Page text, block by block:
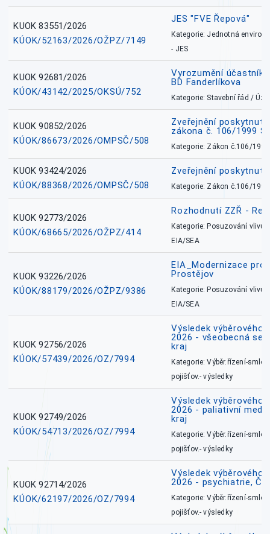
KUOK 83551/2026
KÚOK/52163/2026/OŽPZ/7149
JES "FVE Řepová"
Kategorie: Jednotná
- JES
KUOK 92681/2026
KÚOK/43142/2025/OKSÚ/752
Vyrozumění
BD Fanderlíkova
Kategorie: Stavební řád /
KUOK 90852/2026
KÚOK/86673/2026/OMPSČ/508
Zveřejnění
zákona č. 106/1999
Kategorie: Zákon č.106/1999
KUOK 93424/2026
KÚOK/88368/2026/OMPSČ/508
Zveřejnění
Kategorie: Zákon č.106/1999
KUOK 92773/2026
KÚOK/68665/2026/OŽPZ/414
Rozhodnutí ZZŘ -
Kategorie: Posuzování vlivů
EIA/SEA
KUOK 93226/2026
KÚOK/88179/2026/OŽPZ/9386
EIA_Modernizace
Prostějov
Kategorie: Posuzování vlivů
EIA/SEA
KUOK 92756/2026
KÚOK/57439/2026/OZ/7994
Výsledek výběrového
2026 - všeobecná
kraj
Kategorie: Výběr.řízení-
pojišťov.- výsledky
KUOK 92749/2026
KÚOK/54713/2026/OZ/7994
Výsledek výběrového
2026 - paliativní
kraj
Kategorie: Výběr.řízení-
pojišťov.- výsledky
KUOK 92714/2026
KÚOK/62197/2026/OZ/7994
Výsledek výběrového
2026 - psychiatrie,
Kategorie: Výběr.řízení-
pojišťov.- výsledky